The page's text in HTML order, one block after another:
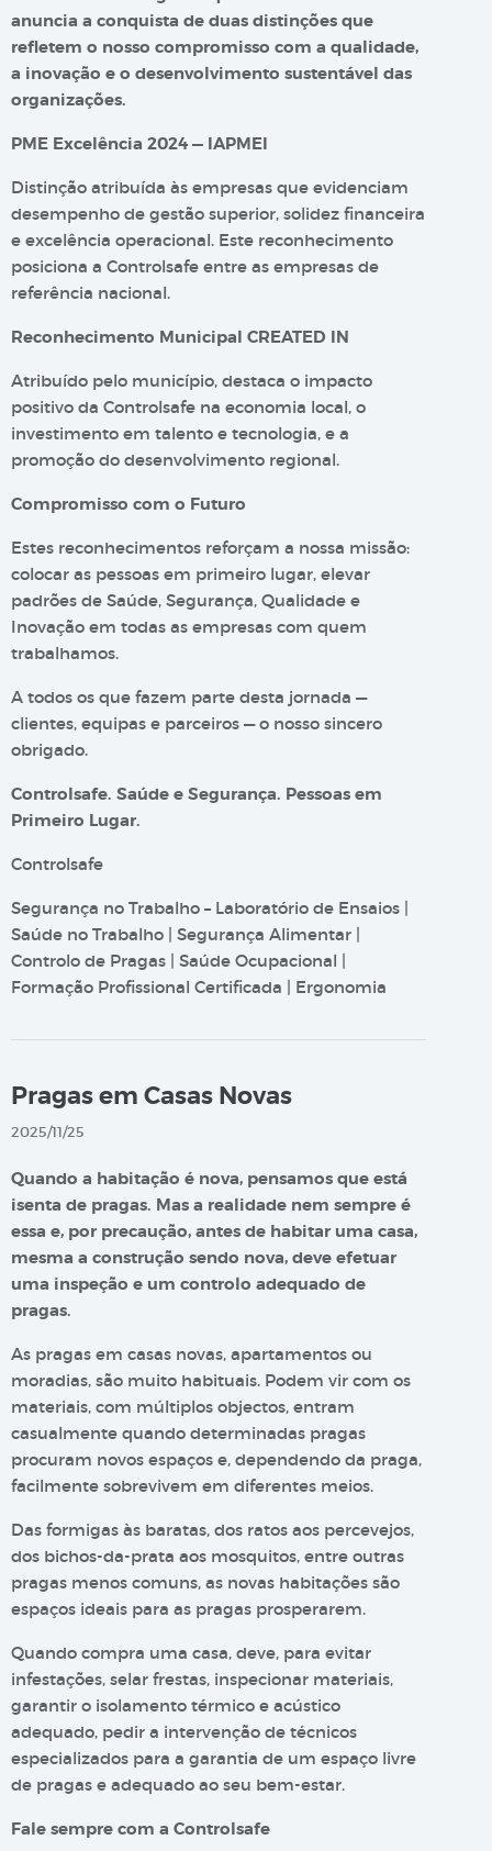
anuncia a conquista de duas distinções que
refletem o nosso compromisso com a qualidade,
a inovação e o desenvolvimento sustentável das
organizações.
PME Excelência 2024 — IAPMEI
Distinção atribuída às empresas que evidenciam
desempenho de gestão superior, solidez financeira
e excelência operacional. Este reconhecimento
posiciona a Controlsafe entre as empresas de
referência nacional.
Reconhecimento Municipal CREATED IN
Atribuído pelo município, destaca o impacto
positivo da Controlsafe na economia local, o
investimento em talento e tecnologia, e a
promoção do desenvolvimento regional.
Compromisso com o Futuro
Estes reconhecimentos reforçam a nossa missão:
colocar as pessoas em primeiro lugar, elevar
padrões de Saúde, Segurança, Qualidade e
Inovação em todas as empresas com quem
trabalhamos.
A todos os que fazem parte desta jornada —
clientes, equipas e parceiros — o nosso sincero
obrigado.
Controlsafe. Saúde e Segurança. Pessoas em
Primeiro Lugar.
Controlsafe
Segurança no Trabalho – Laboratório de Ensaios |
Saúde no Trabalho | Segurança Alimentar |
Controlo de Pragas | Saúde Ocupacional |
Formação Profissional Certificada | Ergonomia
Pragas em Casas Novas
2025/11/25
Quando a habitação é nova, pensamos que está
isenta de pragas. Mas a realidade nem sempre é
essa e, por precaução, antes de habitar uma casa,
mesma a construção sendo nova, deve efetuar
uma inspeção e um controlo adequado de
pragas.
As pragas em casas novas, apartamentos ou
moradias, são muito habituais. Podem vir com os
materiais, com múltiplos objectos, entram
casualmente quando determinadas pragas
procuram novos espaços e, dependendo da praga,
facilmente sobrevivem em diferentes meios.
Das formigas às baratas, dos ratos aos percevejos,
dos bichos-da-prata aos mosquitos, entre outras
pragas menos comuns, as novas habitações são
espaços ideais para as pragas prosperarem.
Quando compra uma casa, deve, para evitar
infestações, selar frestas, inspecionar materiais,
garantir o isolamento térmico e acústico
adequado, pedir a intervenção de técnicos
especializados para a garantia de um espaço livre
de pragas e adequado ao seu bem-estar.
Fale sempre com a Controlsafe